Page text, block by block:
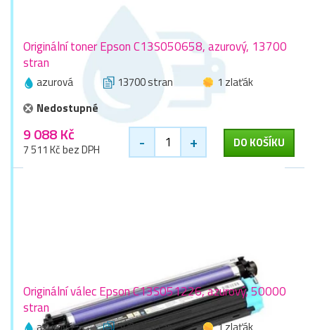
Originální toner Epson C13S050658, azurový, 13700
stran
azurová 13700 stran
1 zlaťák
Nedostupné
9 088 Kč
7 511 Kč bez DPH - + DO KOŠÍKU
Originální válec Epson C13S051226, azurový, 50000
stran
azurová 50000 stran 1 zlaťák